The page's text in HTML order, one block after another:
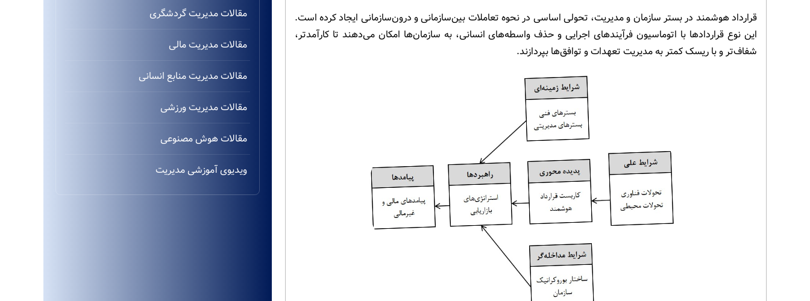
قرارداد هوشمند در بستر سازمان و مدیریت، تحولی اساسی در نحوه تعاملات بین‌سازمانی و درون‌سازمانی ایجاد کرده است.
این نوع قراردادها با اتوماسیون فرآیندهای اجرایی و حذف واسطه‌های انسانی، به سازمان‌ها امکان می‌دهند تا کارآمدتر،
شفاف‌تر و با ریسک کمتر به مدیریت تعهدات و توافق‌ها بپردازند.
مقالات مدیریت گردشگری
مقالات مدیریت مالی
مقالات مدیریت منابع انسانی
مقالات مدیریت ورزشی
مقالات هوش مصنوعی
ویدیوی آموزشی مدیریت